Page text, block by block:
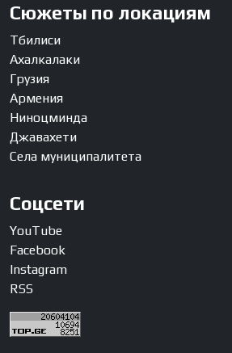
Сюжеты по локациям
Тбилиси
Ахалкалаки
Грузия
Армения
Ниноцминда
Джавахети
Села муниципалитета
Соцсети
YouTube
Facebook
Instagram
RSS